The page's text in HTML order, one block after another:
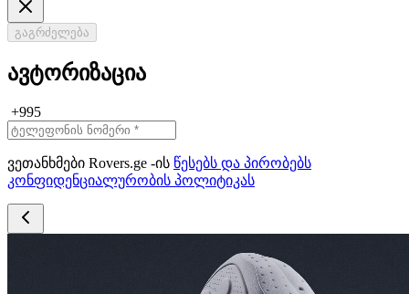
გაგრძელება
ავტორიზაცია
+995
ვეთანხმები Rovers.ge -ის წესებს და პირობებს
კონფიდენციალურობის პოლიტიკას